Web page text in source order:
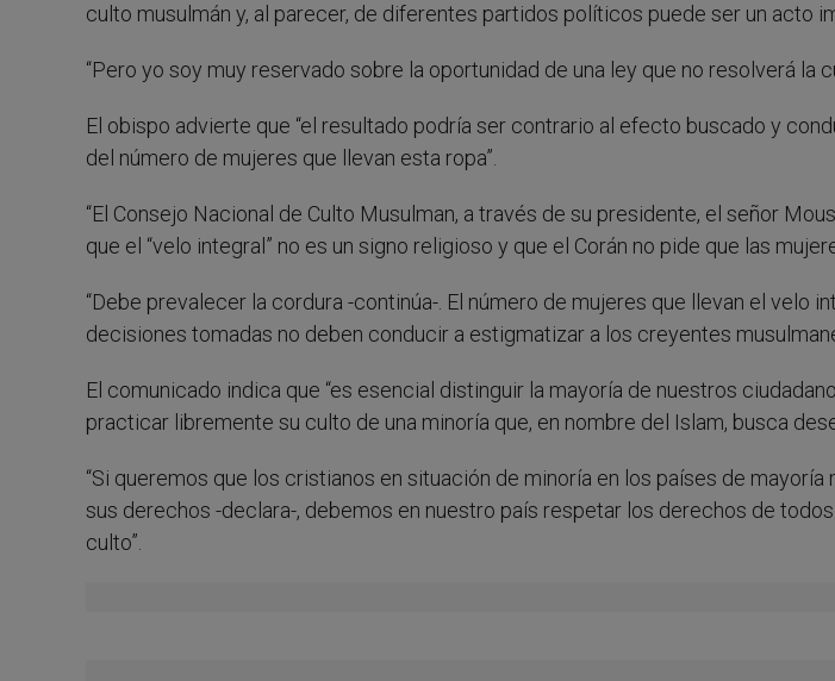
culto musulmán y, al parecer, de diferentes partidos políticos puede ser un acto
“Pero yo soy muy reservado sobre la oportunidad de una ley que no resolverá la
El obispo advierte que “el resultado podría ser contrario al efecto buscado y
del número de mujeres que llevan esta ropa”.
“El Consejo Nacional de Culto Musulman, a través de su presidente, el señor
que el “velo integral” no es un signo religioso y que el Corán no pide que las
“Debe prevalecer la cordura -continúa-. El número de mujeres que llevan el velo
decisiones tomadas no deben conducir a estigmatizar a los creyentes
El comunicado indica que “es esencial distinguir la mayoría de nuestros
practicar libremente su culto de una minoría que, en nombre del Islam, busca
“Si queremos que los cristianos en situación de minoría en los países de
sus derechos -declara-, debemos en nuestro país respetar los derechos de
culto”.